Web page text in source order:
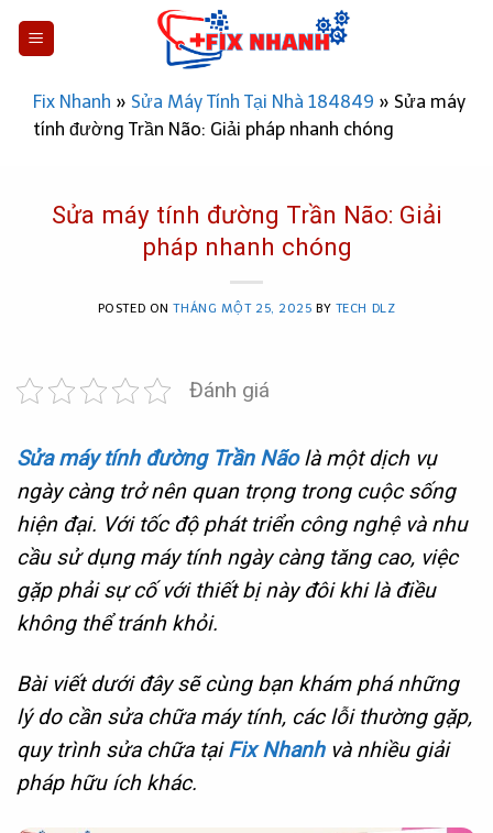
Fix Nhanh » Sửa Máy Tính Tại Nhà 184849 » Sửa máy
tính đường Trần Não: Giải pháp nhanh chóng
Sửa máy tính đường Trần Não: Giải
pháp nhanh chóng
POSTED ONTHÁNG MỘT 25, 2025 BY TECH DLZ
Đánh giá
Sửa máy tính đường Trần Nãolà một dịch vụ
ngày càng trở nên quan trọng trong cuộc sống
hiện đại. Với tốc độ phát triển công nghệ và nhu
cầu sử dụng máy tính ngày càng tăng cao, việc
gặp phải sự cố với thiết bị này đôi khi là điều
không thể tránh khỏi.
Bài viết dưới đây sẽ cùng bạn khám phá những
lý do cần sửa chữa máy tính, các lỗi thường gặp,
quy trình sửa chữa tạiFix Nhanhvà nhiều giải
pháp hữu ích khác.